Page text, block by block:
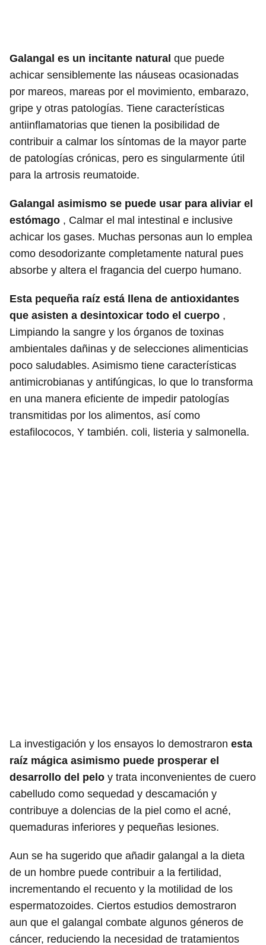
Galangal es un incitante natural que puede
achicar sensiblemente las náuseas ocasionadas
por mareos, mareas por el movimiento, embarazo,
gripe y otras patologías. Tiene características
antiinflamatorias que tienen la posibilidad de
contribuir a calmar los síntomas de la mayor parte
de patologías crónicas, pero es singularmente útil
para la artrosis reumatoide.
Galangal asimismo se puede usar para aliviar el
estómago , Calmar el mal intestinal e inclusive
achicar los gases. Muchas personas aun lo emplea
como desodorizante completamente natural pues
absorbe y altera el fragancia del cuerpo humano.
Esta pequeña raíz está llena de antioxidantes
que asisten a desintoxicar todo el cuerpo ,
Limpiando la sangre y los órganos de toxinas
ambientales dañinas y de selecciones alimenticias
poco saludables. Asimismo tiene características
antimicrobianas y antifúngicas, lo que lo transforma
en una manera eficiente de impedir patologías
transmitidas por los alimentos, así como
estafilococos, Y también. coli, listeria y salmonella.
La investigación y los ensayos lo demostraron esta
raíz mágica asimismo puede prosperar el
desarrollo del pelo y trata inconvenientes de cuero
cabelludo como sequedad y descamación y
contribuye a dolencias de la piel como el acné,
quemaduras inferiores y pequeñas lesiones.
Aun se ha sugerido que añadir galangal a la dieta
de un hombre puede contribuir a la fertilidad,
incrementando el recuento y la motilidad de los
espermatozoides. Ciertos estudios demostraron
aun que el galangal combate algunos géneros de
cáncer, reduciendo la necesidad de tratamientos